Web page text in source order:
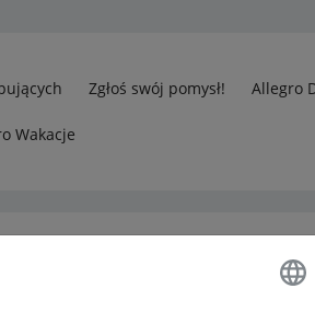
Zgłoś swój pomysł! Allegro
Wakacje